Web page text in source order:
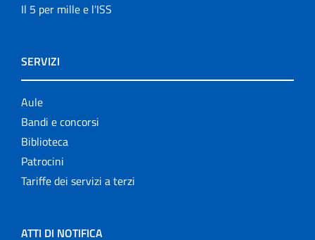
Il 5 per mille e l'ISS
SERVIZI
Aule
Bandi e concorsi
Biblioteca
Patrocini
Tariffe dei servizi a terzi
ATTI DI NOTIFICA